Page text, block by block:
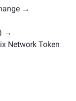
→
→
Network Token